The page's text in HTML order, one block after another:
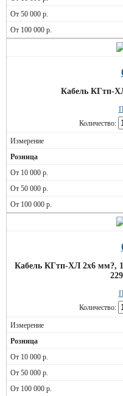
Кабель КГтп-
Количество:
Кабель КГтп-ХЛ 2х6 мм?,
Количество: